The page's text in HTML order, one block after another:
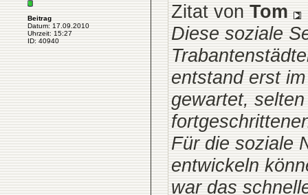
Beitrag
Datum: 17.09.2010
Uhrzeit: 15:27
ID: 40940
Zitat von Tom
Diese soziale
entstand erst
gewartet,
Für die soziale
entwickeln
war das